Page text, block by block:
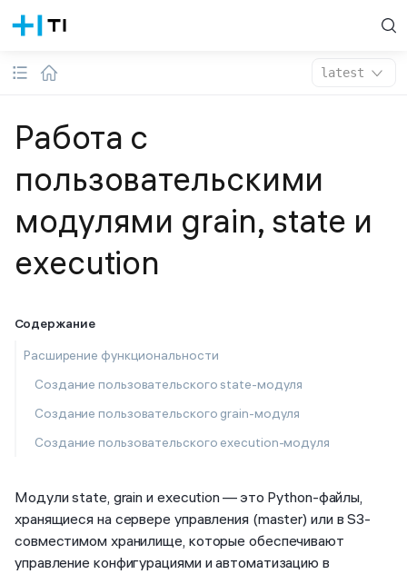
latest
Работа с
пользовательскими
модулями grain, state и
execution
Содержание
Расширение функциональности
Cоздание пользовательского state-модуля
Cоздание пользовательского grain-модуля
Cоздание пользовательского execution-модуля
Модули state, grain и execution — это Python-файлы,
хранящиеся на сервере управления (master) или в S3-
совместимом хранилище, которые обеспечивают
управление конфигурациями и автоматизацию в